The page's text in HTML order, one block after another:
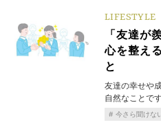
LIFESTYLE
「友達が
心を整え
と
友達の幸せや
自然なことで
今さら聞けな